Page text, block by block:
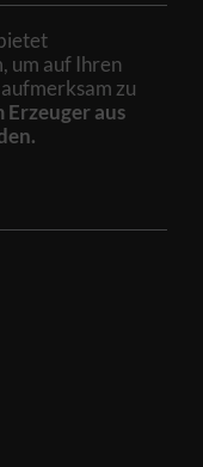
um auf Ihren
zu
aus